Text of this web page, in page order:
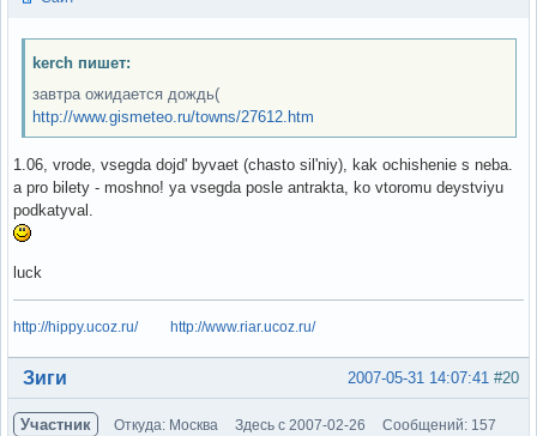
kerch пишет:
завтра ожидается дождь(
http://www.gismeteo.ru/towns/27612.htm
1.06, vrode, vsegda dojd' byvaet (chasto sil'niy), kak ochishenie s neba.
a pro bilety - moshno! ya vsegda posle antrakta, ko vtoromu deystviyu
podkatyval.
luck
http://hippy.ucoz.ru/ http://www.riar.ucoz.ru/
Вне форума #20
2007-05-31 14:07:41
Зиги
Участник Откуда: Москва Здесь с 2007-02-26 Сообщений: 157